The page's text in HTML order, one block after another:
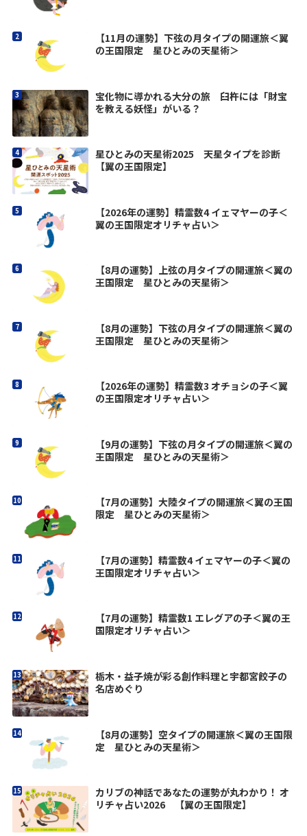
【11月の運勢】下弦の月タイプの開運旅＜翼
の王国限定 星ひとみの天星術＞
宝化物に導かれる大分の旅 臼杵には「財宝
を教える妖怪」がいる？
星ひとみの天星術2025 天星タイプを診断
【翼の王国限定】
【2026年の運勢】精霊数4 イェマヤーの子＜
翼の王国限定オリチャ占い＞
【8月の運勢】上弦の月タイプの開運旅＜翼の
王国限定 星ひとみの天星術＞
【8月の運勢】下弦の月タイプの開運旅＜翼の
王国限定 星ひとみの天星術＞
【2026年の運勢】精霊数3 オチョシの子＜翼
の王国限定オリチャ占い＞
【9月の運勢】下弦の月タイプの開運旅＜翼の
王国限定 星ひとみの天星術＞
【7月の運勢】大陸タイプの開運旅＜翼の王国
限定 星ひとみの天星術＞
【7月の運勢】精霊数4 イェマヤーの子＜翼の
王国限定オリチャ占い＞
【7月の運勢】精霊数1 エレグアの子＜翼の王
国限定オリチャ占い＞
栃木・益子焼が彩る創作料理と宇都宮餃子の
名店めぐり
【8月の運勢】空タイプの開運旅＜翼の王国限
定 星ひとみの天星術＞
カリブの神話であなたの運勢が丸わかり！ オ
リチャ占い2026 【翼の王国限定】